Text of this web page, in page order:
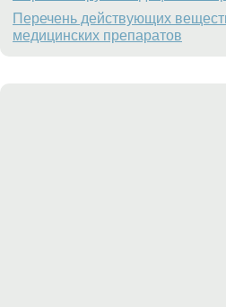
Перечень действующих
медицинских препаратов